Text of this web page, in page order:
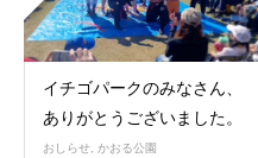
イチゴパークのみなさん、
ありがとうございました。
おしらせ, かおる公園